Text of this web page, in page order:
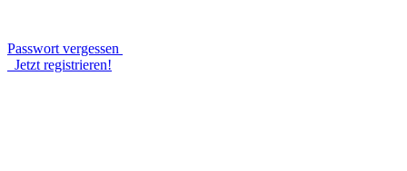
Passwort vergessen
Jetzt registrieren!